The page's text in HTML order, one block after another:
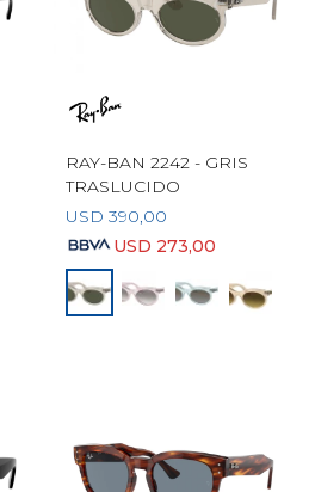
RAY-BAN 2242 - GRIS
TRASLUCIDO
USD 390,00
USD 273,00